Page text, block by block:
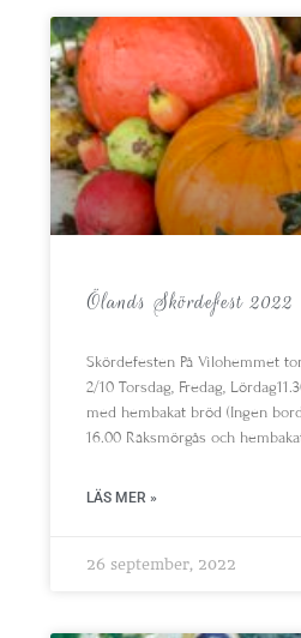
Ölands Skördefest 2022
Skördefesten På Vilohemmet
2/10 Torsdag, Fredag,
med hembakat bröd (Ingen
16.00 Räksmörgås och
LÄS MER »
26 september, 2022